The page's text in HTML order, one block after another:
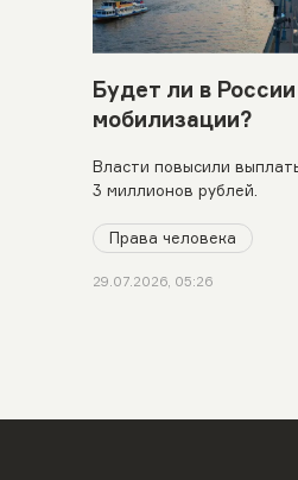
Будет ли в
мобилизации?
Власти повысили
3 миллионов рублей.
Права человека
29.07.2026, 05:26